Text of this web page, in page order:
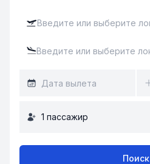
1 пассажир
Поиск